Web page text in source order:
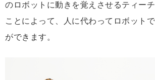
のロボットに動きを覚えさせるティー
ことによって、人に代わってロボット
ができます。